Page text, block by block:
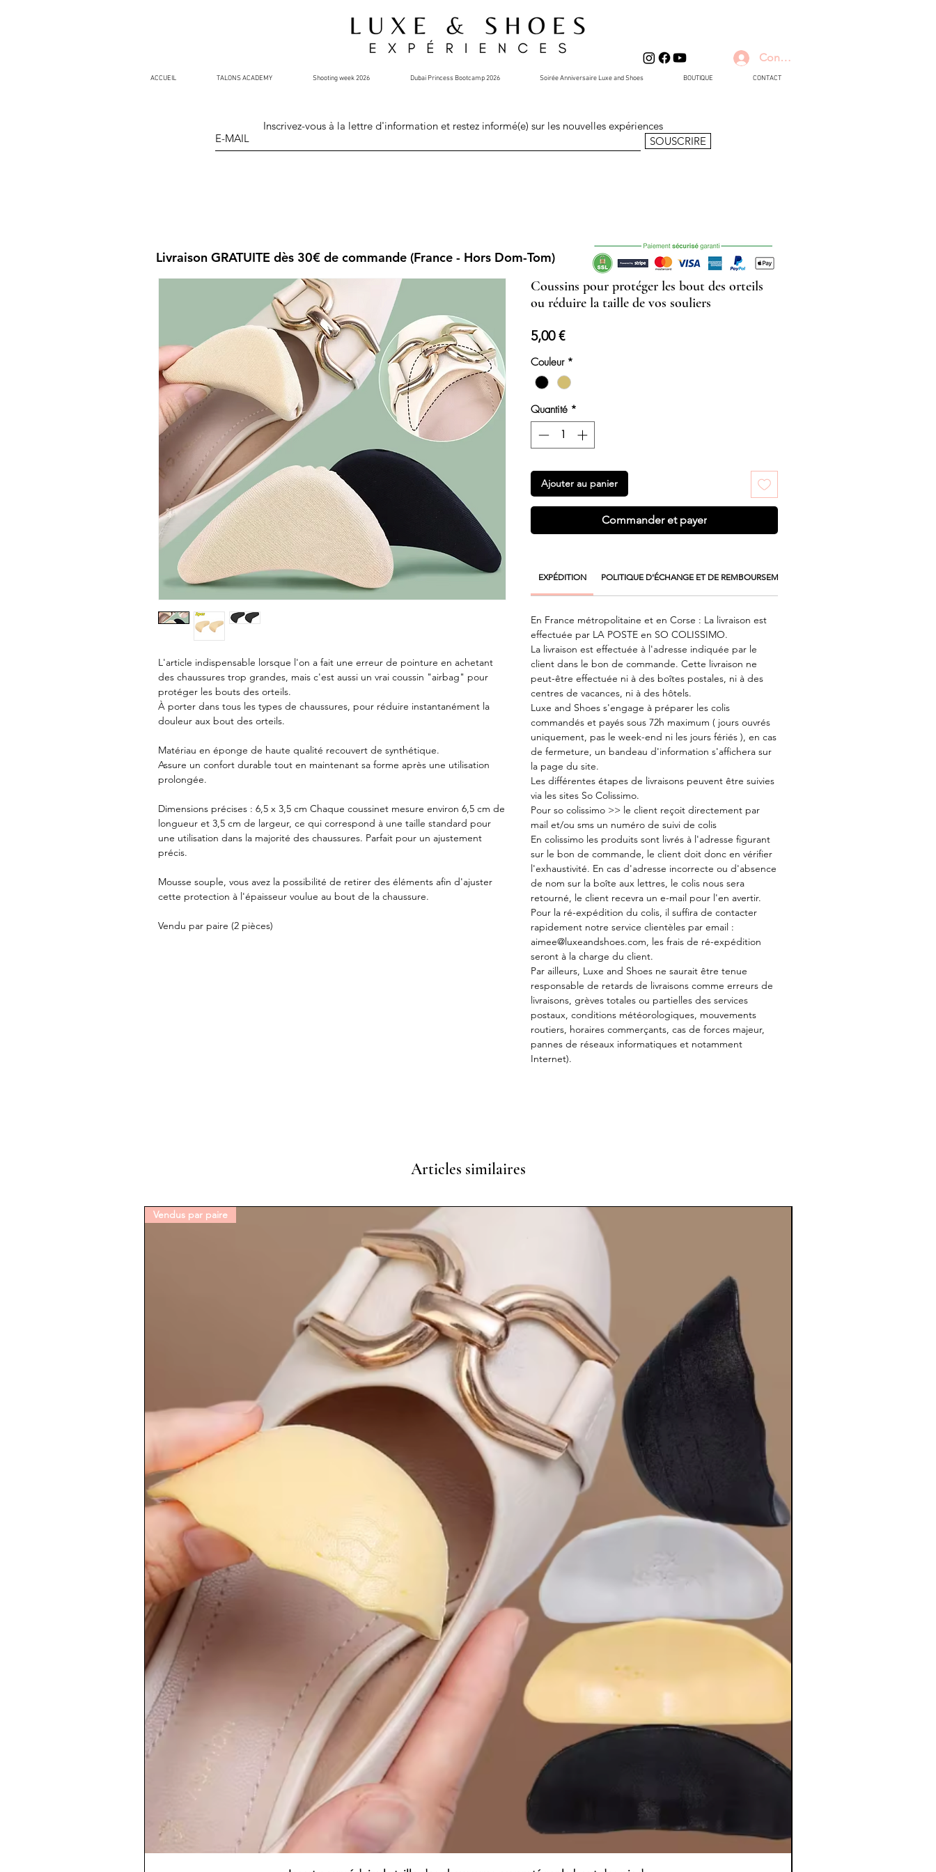
Connexion
ACCUEIL TALONS ACADEMY Shooting week 2026 Dubai Princess Bootcamp 2026 Soirée Anniversaire Luxe and Shoes BOUTIQUE CONTACT
Inscrivez-vous à la lettre d'information et restez informé(e) sur les nouvelles expériences
SOUSCRIRE
L'article indispensable lorsque l'on a fait une erreur de pointure en achetant
des chaussures trop grandes, mais c'est aussi un vrai coussin "airbag" pour
protéger les bouts des orteils.
À porter dans tous les types de chaussures, pour réduire instantanément la
douleur aux bout des orteils.
Matériau en éponge de haute qualité recouvert de synthétique.
Assure un confort durable tout en maintenant sa forme après une utilisation
prolongée.
Dimensions précises : 6,5 x 3,5 cm Chaque coussinet mesure environ 6,5 cm de
longueur et 3,5 cm de largeur, ce qui correspond à une taille standard pour
une utilisation dans la majorité des chaussures. Parfait pour un ajustement
précis.
Mousse souple, vous avez la possibilité de retirer des éléments afin d'ajuster
cette protection à l'épaisseur voulue au bout de la chaussure.
Vendu par paire (2 pièces)
Coussins pour protéger les bout des orteils
ou réduire la taille de vos souliers
5,00 €Prix
Couleur *
Quantité *
Ajouter au panier
Commander et payer
EXPÉDITION POLITIQUE D'ÉCHANGE ET DE REMBOURSEMENT
En France métropolitaine et en Corse : La livraison est
effectuée par LA POSTE en SO COLISSIMO.
La livraison est effectuée à l'adresse indiquée par le
client dans le bon de commande. Cette livraison ne
peut-être effectuée ni à des boîtes postales, ni à des
centres de vacances, ni à des hôtels.
Luxe and Shoes s'engage à préparer les colis
commandés et payés sous 72h maximum ( jours ouvrés
uniquement, pas le week-end ni les jours fériés ), en cas
de fermeture, un bandeau d'information s'affichera sur
la page du site.
Les différentes étapes de livraisons peuvent être suivies
via les sites So Colissimo.
Pour so colissimo >> le client reçoit directement par
mail et/ou sms un numéro de suivi de colis
En colissimo les produits sont livrés à l'adresse figurant
sur le bon de commande, le client doit donc en vérifier
l'exhaustivité. En cas d'adresse incorrecte ou d'absence
de nom sur la boîte aux lettres, le colis nous sera
retourné, le client recevra un e-mail pour l'en avertir.
Pour la ré-expédition du colis, il suffira de contacter
rapidement notre service clientèles par email :
aimee@luxeandshoes.com, les frais de ré-expédition
seront à la charge du client.
Par ailleurs, Luxe and Shoes ne saurait être tenue
responsable de retards de livraisons comme erreurs de
livraisons, grèves totales ou partielles des services
postaux, conditions météorologiques, mouvements
routiers, horaires commerçants, cas de forces majeur,
pannes de réseaux informatiques et notamment
Internet).
Livraison GRATUITE dès 30€ de commande (France - Hors Dom-Tom)
Articles similaires
Vendus par paire